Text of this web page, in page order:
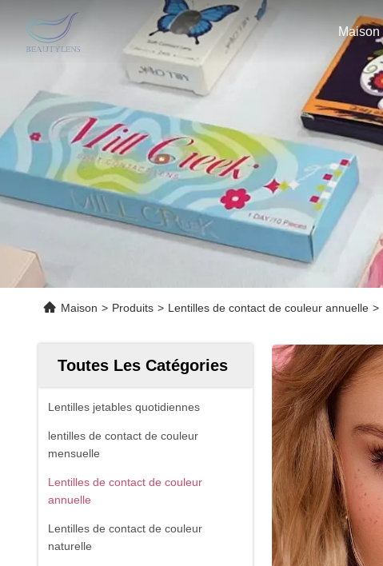
Maison
Maison > Produits > Lentilles de contact de couleur annuelle >
Toutes Les Catégories
Lentilles jetables quotidiennes
lentilles de contact de couleur
mensuelle
Lentilles de contact de couleur
annuelle
Lentilles de contact de couleur
naturelle